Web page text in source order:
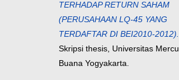
TERHADAP RETURN SAHAM
(PERUSAHAAN LQ-45 YANG
TERDAFTAR DI BEI2010-2012).
Skripsi thesis, Universitas Mercu
Buana Yogyakarta.